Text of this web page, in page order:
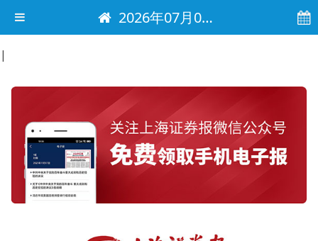
2026年07月08日 电子报
|